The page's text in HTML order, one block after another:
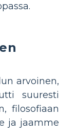
arvoinen,
suuresti
filosofiaan
ja jaamme